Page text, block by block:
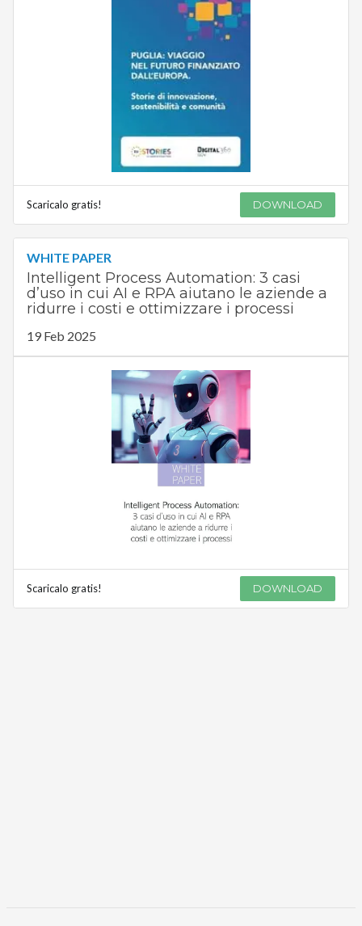
Scaricalo gratis! DOWNLOAD
WHITE PAPER
Intelligent Process Automation: 3 casi
d’uso in cui AI e RPA aiutano le aziende a
ridurre i costi e ottimizzare i processi
19 Feb 2025
Scaricalo gratis! DOWNLOAD